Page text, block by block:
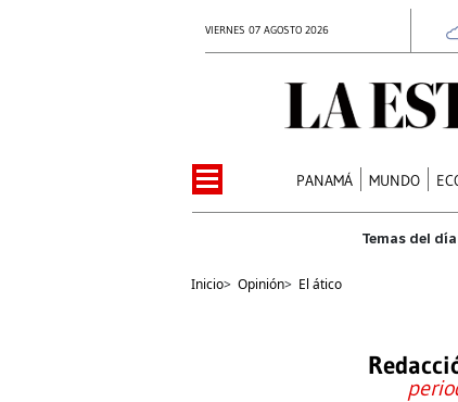
VIERNES 07 AGOSTO 2026
PANAMÁ MUNDO
Inicio> Opinión> El ático